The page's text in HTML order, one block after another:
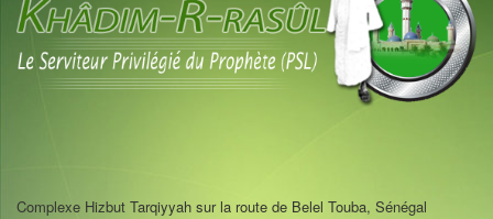
Complexe Hizbut Tarqiyyah sur la route de Belel Touba, Sénégal